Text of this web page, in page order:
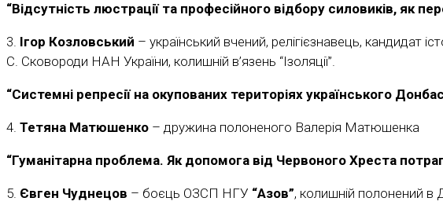
“Відсутність люстрації та професійного відбору силовиків, як
3. Ігор Козловський – український вчений, релігієзнавець, кандидат
С. Сковороди НАН України, колишній в’язень “Ізоляції”.
“Системні репресії на окупованих територіях українського
4. Тетяна Матюшенко – дружина полоненого Валерія Матюшенка
“Гуманітарна проблема. Як допомога від Червоного Хреста
5. Євген Чуднецов – боєць ОЗСП НГУ “Азов”, колишній полонений в